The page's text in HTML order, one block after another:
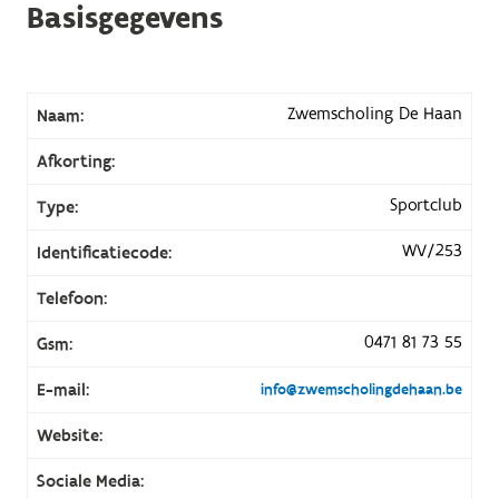
Basisgegevens
Naam: Zwemscholing De Haan
Afkorting:
Type: Sportclub
Identificatiecode: WV/253
Telefoon:
Gsm: 0471 81 73 55
E-mail: info@zwemscholingdehaan.be
Website:
Sociale Media: